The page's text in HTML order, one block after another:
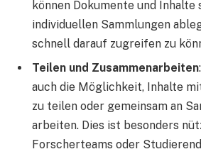
können Dokumente und Inhalte
individuellen Sammlungen
schnell darauf zugreifen zu
Teilen und Zusammenarbeiten
auch die Möglichkeit, Inhalte
zu teilen oder gemeinsam an
arbeiten. Dies ist besonders
Forscherteams oder